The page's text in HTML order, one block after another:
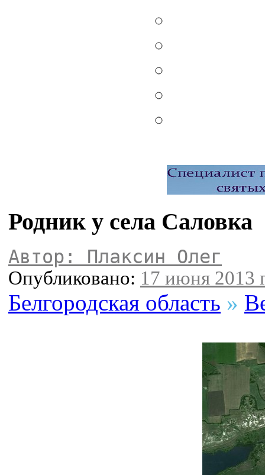
Родник у села Саловка
Автор: Плаксин Олег
Опубликовано: 17 июня 2013
Белгородская область »